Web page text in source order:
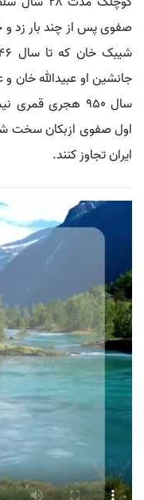
صفوی پس از چند بار زد و
جانشین او عبیدالله خان
سال ۹۵٠ هجری
اول صفوی ازبکان سخت
ایران تجاوز کنند.